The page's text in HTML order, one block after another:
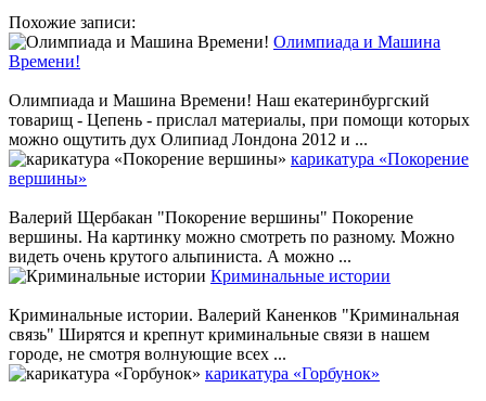
Похожие записи:
Олимпиада и Машина
Времени!
Олимпиада и Машина Времени! Наш екатеринбургский
товарищ - Цепень - прислал материалы, при помощи которых
можно ощутить дух Олипиад Лондона 2012 и ...
карикатура «Покорение
вершины»
Валерий Щербакан "Покорение вершины" Покорение
вершины. На картинку можно смотреть по разному. Можно
видеть очень крутого альпиниста. А можно ...
Криминальные истории
Криминальные истории. Валерий Каненков "Криминальная
связь" Ширятся и крепнут криминальные связи в нашем
городе, не смотря волнующие всех ...
карикатура «Горбунок»